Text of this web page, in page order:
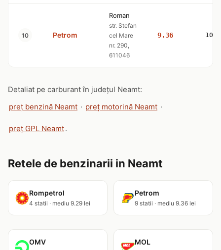
10 Petrom
Roman
str. Stefan
cel Mare
nr. 290,
611046
9.36
Detaliat pe carburant în județul Neamt:
preț benzină Neamt · preț motorină Neamt ·
preț GPL Neamt.
Retele de benzinarii in Neamt
Rompetrol
4 statii · mediu 9.29 lei
Petrom
9 statii · mediu 9.36 lei
OMV MOL